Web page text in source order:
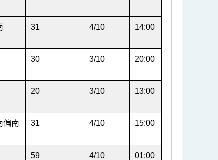
31 4/10 14:00
30 3/10 20:00
20 3/10 13:00
偏南 31 4/10 15:00
59 4/10 01:00